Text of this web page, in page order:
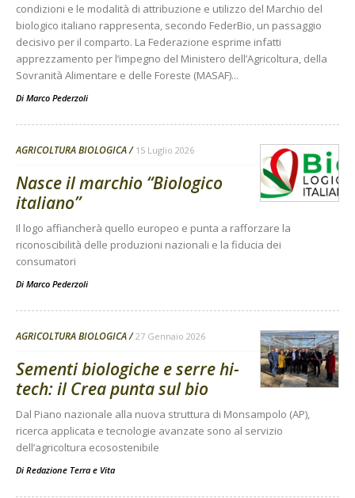
condizioni e le modalità di attribuzione e utilizzo del Marchio del
biologico italiano rappresenta, secondo FederBio, un passaggio
decisivo per il comparto. La Federazione esprime infatti
apprezzamento per l’impegno del Ministero dell’Agricoltura, della
Sovranità Alimentare e delle Foreste (MASAF)...
Di Marco Pederzoli
AGRICOLTURA BIOLOGICA 15 Luglio 2026
Nasce il marchio “Biologico
italiano”
Il logo affiancherà quello europeo e punta a rafforzare la
riconoscibilità delle produzioni nazionali e la fiducia dei
consumatori
Di Marco Pederzoli
AGRICOLTURA BIOLOGICA 27 Gennaio 2026
Sementi biologiche e serre hi-
tech: il Crea punta sul bio
Dal Piano nazionale alla nuova struttura di Monsampolo (AP),
ricerca applicata e tecnologie avanzate sono al servizio
dell’agricoltura ecosostenibile
Di Redazione Terra e Vita